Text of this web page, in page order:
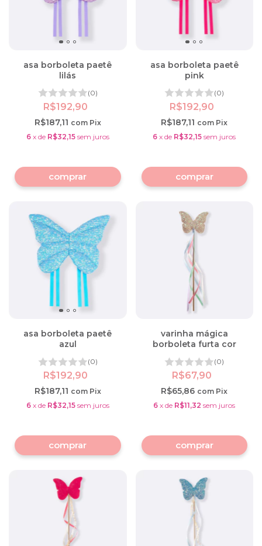
asa borboleta paetê
lilás
(0)
R$192,90
R$187,11 com Pix
6 x de R$32,15 sem juros
comprar
asa borboleta paetê
pink
(0)
R$192,90
R$187,11 com Pix
6 xde R$32,15 sem juros
comprar
asa borboleta paetê
azul
(0)
R$192,90
R$187,11 com Pix
6 x de R$32,15 sem juros
comprar
varinha mágica
borboleta furta cor
(0)
R$67,90
R$65,86 com Pix
6 xde R$11,32 sem juros